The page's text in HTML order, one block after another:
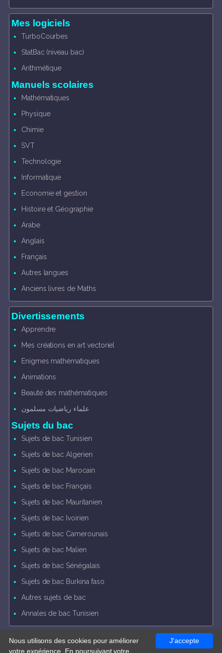
Mes logiciels
TurboCourbes
StatBac (niveau bac)
Arithmétique
Manuels scolaires
Mathématiques
Physique
Chimie
SVT
Technologie
Informatique
Economie et gestion
Histoire et Géographie
Arabe
Anglais
Français
Autres langues
Anciens livres de Maths
Divertissements
Apprendre
Mes créations en art vectoriel
Enigmes mathématiques
Animations
Beauté des mathématiques
علماء رياضيات مسلمون
Sujets du bac
Sujets de bac Tunisien
Sujets de bac Algerien
Sujets de bac Marocain
Sujets de bac Français
Sujets de bac Mauritanien
Sujets de bac Ivoirien
Sujets de bac Camerounais
Sujets de bac Malien
Sujets de bac Sénégalais
Sujets de bac Burkina faso
Autres sujets de bac
Annales de bac Tunisien
Charte d'utilisation---Plan du site
J'accepte
Nous utilisons des cookies pour améliorer
votre expérience. En poursuivant votre